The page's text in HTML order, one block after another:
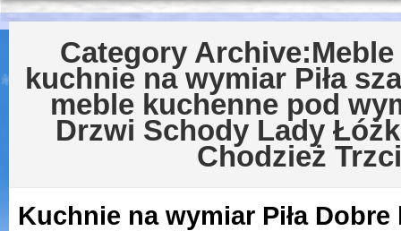
Category Archive:
kuchnie na wymiar Piła
meble kuchenne pod
Drzwi Schody Lady
Chodzież
Kuchnie na wymiar Piła Dobre